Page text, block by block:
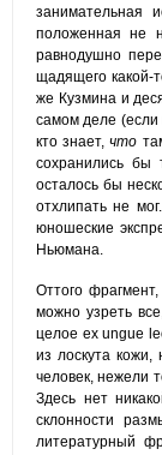
занимательная
положенная не
равнодушно
щадящего какой-
же Кузмина и
самом деле (если
кто знает,что
сохранились бы
осталось бы
отхлипать не
юношеские
Ньюмана.
Оттого
можно узреть
целое ex ungue
из лоскута кожи,
человек, нежели
Здесь нет
склонности
литературный